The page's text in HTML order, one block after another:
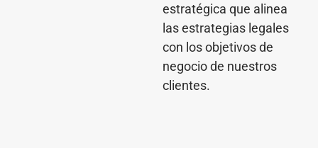
estratégica que alinea
las estrategias legales
con los objetivos de
negocio de nuestros
clientes.